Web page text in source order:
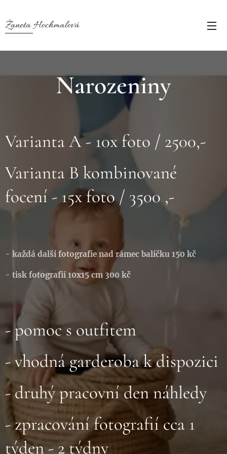
Žaneta Hochmalová
Narozeniny
Varianta A - 10x foto / 2500,-
Varianta B kombinované
focení - 15x foto / 3500 ,-
- každá další fotografie nad rámec balíčku 150 kč
- tisk fotografií 10x15 cm 300 kč
- pomoc s outfitem
- vhodná garderoba k dispozici
- druhý pracovní den náhledy
- zpracování fotografií cca 1
týden - 2 týdny